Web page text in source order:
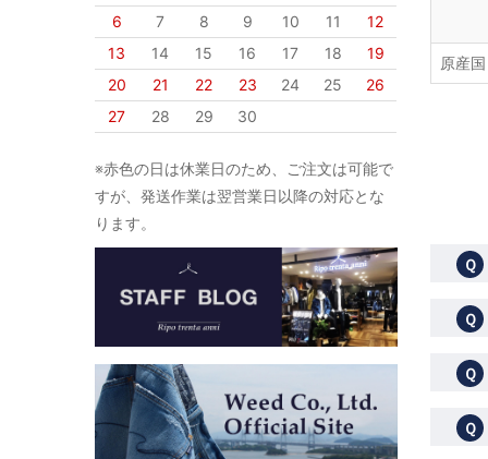
6
7 8 9 10 11
12
13
14 15 16 17 18
19
20
21 22 23 24 25
26
27
28 29 30
※赤色の日は休業日のため、ご注文は可能で
すが、発送作業は翌営業日以降の対応とな
ります。
原産国
Ｑ
Ｑ
Ｑ
Ｑ